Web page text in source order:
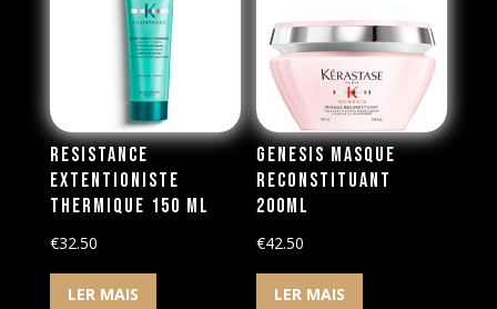
Resistance
Extentioniste
Thermique 150 ml
€32.50
LER MAIS
Genesis Masque
Reconstituant
200ml
€42.50
LER MAIS